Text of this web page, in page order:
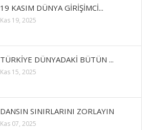
19 KASIM DÜNYA GİRİŞİMCİ...
Kas 19, 2025
TÜRKİYE DÜNYADAKİ BÜTÜN ...
Kas 15, 2025
DANSIN SINIRLARINI ZORLAYIN
Kas 07, 2025